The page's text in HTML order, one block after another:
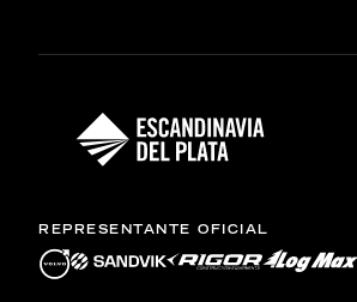
REPRESENTANTE OFICIAL